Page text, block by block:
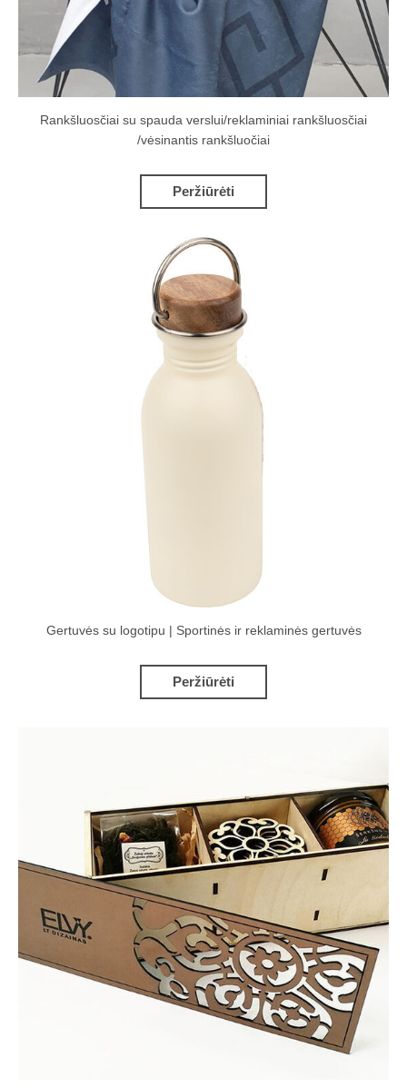
Rankšluosčiai su spauda verslui/reklaminiai rankšluosčiai
/vėsinantis rankšluočiai
Peržiūrėti
Gertuvės su logotipu | Sportinės ir reklaminės gertuvės
Peržiūrėti